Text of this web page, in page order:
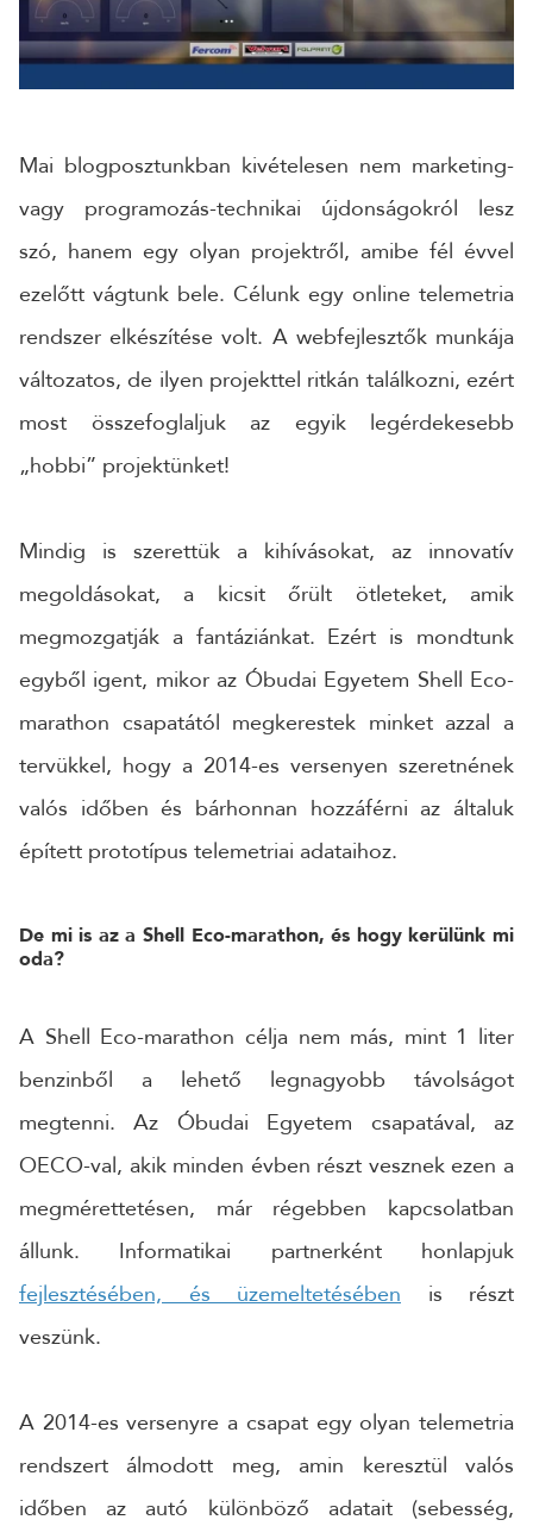
CÉGNÉV
24 ÓRÁN BELÜL FELVESSZÜK VELED A KAPCSOLATOT!*
Mai blogposztunkban kivételesen nem marketing-
vagy programozás-technikai újdonságokról lesz
szó, hanem egy olyan projektről, amibe fél évvel
ezelőtt vágtunk bele. Célunk egy online telemetria
rendszer elkészítése volt. A webfejlesztők munkája
változatos, de ilyen projekttel ritkán találkozni, ezért
most összefoglaljuk az egyik legérdekesebb
„hobbi” projektünket!
Mindig is szerettük a kihívásokat, az innovatív
megoldásokat, a kicsit őrült ötleteket, amik
megmozgatják a fantáziánkat. Ezért is mondtunk
egyből igent, mikor az Óbudai Egyetem Shell Eco-
marathon csapatától megkerestek minket azzal a
tervükkel, hogy a 2014-es versenyen szeretnének
valós időben és bárhonnan hozzáférni az általuk
épített prototípus telemetriai adataihoz.
De mi is az a Shell Eco-marathon, és hogy kerülünk mi
oda?
A Shell Eco-marathon célja nem más, mint 1 liter
benzinből a lehető legnagyobb távolságot
megtenni. Az Óbudai Egyetem csapatával, az
OECO-val, akik minden évben részt vesznek ezen a
megmérettetésen, már régebben kapcsolatban
állunk. Informatikai partnerként honlapjuk
fejlesztésében, és üzemeltetésében is részt
veszünk.
A 2014-es versenyre a csapat egy olyan telemetria
rendszert álmodott meg, amin keresztül valós
időben az autó különböző adatait (sebesség,